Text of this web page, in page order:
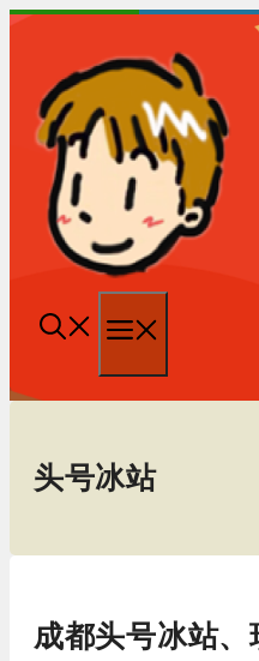
跳
单
头号冰站
成都头号冰站、